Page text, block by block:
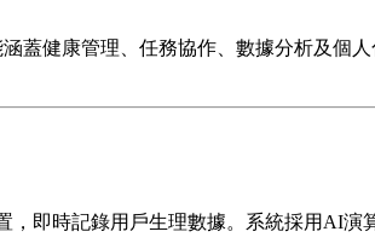
蓋健康管理、任務協作、數據分析及個
即時記錄用戶生理數據。系統採用AI